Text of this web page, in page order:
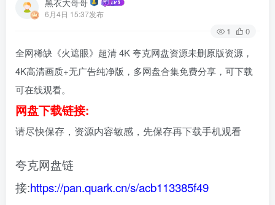
6月4日 15:37发布
1 0
全网稀缺《火遮眼》超清 4K 夸克网盘资源未删原版资源，
4K高清画质+无广告纯净版，多网盘合集免费分享，可下载
可在线观看。
网盘下载链接:
请尽快保存，资源内容敏感，先保存再下载手机观看
夸克网盘链
接:https://pan.quark.cn/s/acb113385f49